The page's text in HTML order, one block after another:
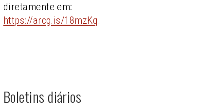
diretamente em:
https://arcg.is/18mzKq.
Boletins diários